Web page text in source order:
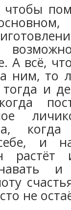
всё, что
ним, то
и
и
растёт
не